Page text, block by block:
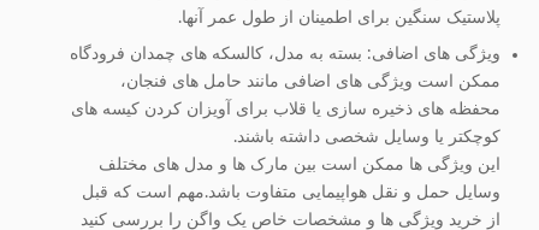
پلاستیک سنگین برای اطمینان از طول عمر آنها.
ویژگی های اضافی: بسته به مدل، کالسکه های چمدان فرودگاه
ممکن است ویژگی های اضافی مانند حامل های فنجان،
محفظه های ذخیره سازی یا قلاب برای آویزان کردن کیسه های
کوچکتر یا وسایل شخصی داشته باشند.
این ویژگی ها ممکن است بین مارک ها و مدل های مختلف
وسایل حمل و نقل هواپیمایی متفاوت باشد.مهم است که قبل
از خرید ویژگی ها و مشخصات خاص یک واگن را بررسی کنید